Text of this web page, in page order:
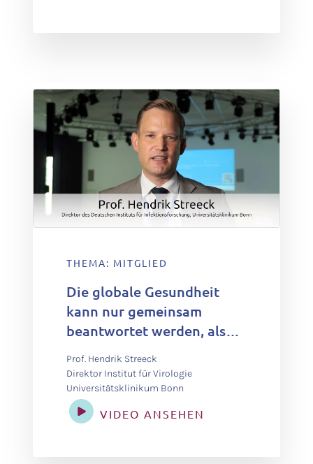
THEMA: MITGLIED
Die globale Gesundheit
kann nur gemeinsam
beantwortet werden, also
Akteuren, die wir haben –
von der Zivilgesellschaft
bis zu Wissenschaftlern.
Prof. Hendrik Streeck
Direktor Institut für Virologie
Universitätsklinikum Bonn
VIDEO ANSEHEN